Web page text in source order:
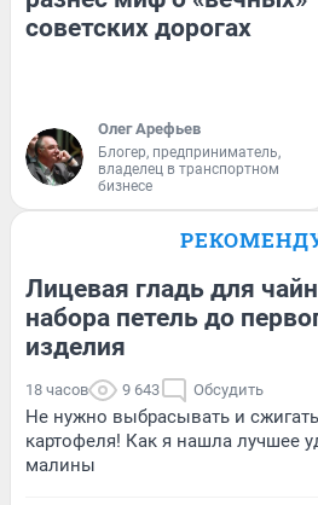
советских дорогах
Олег Арефьев
Блогер, предприниматель,
владелец в транспортном
бизнесе
Лицевая гладь для
набора петель до
изделия
18 часов 9 643 Обсудить
Не нужно выбрасывать и
картофеля! Как я нашла лучшее
малины